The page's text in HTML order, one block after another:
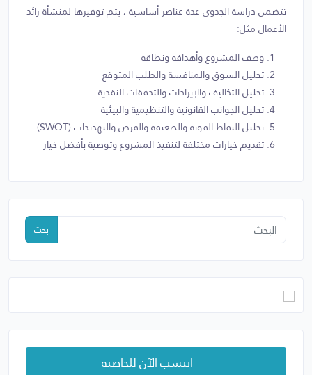
تتضمن دراسة الجدوى عدة عناصر أساسية ، يتم توفيرها لمنشأة رائد
الأعمال مثل:
وصف المشروع وأهدافه ونطاقه
تحليل السوق والمنافسة والطلب المتوقع
تحليل التكاليف والإيرادات والتدفقات النقدية
تحليل الجوانب القانونية والتنظيمية والبيئية
تحليل النقاط القوية والضعيفة والفرص والتهديدات (SWOT)
تقديم خيارات مختلفة لتنفيذ المشروع وتوصية بأفضل خيار
بحث
انتسب الآن للحاضنة